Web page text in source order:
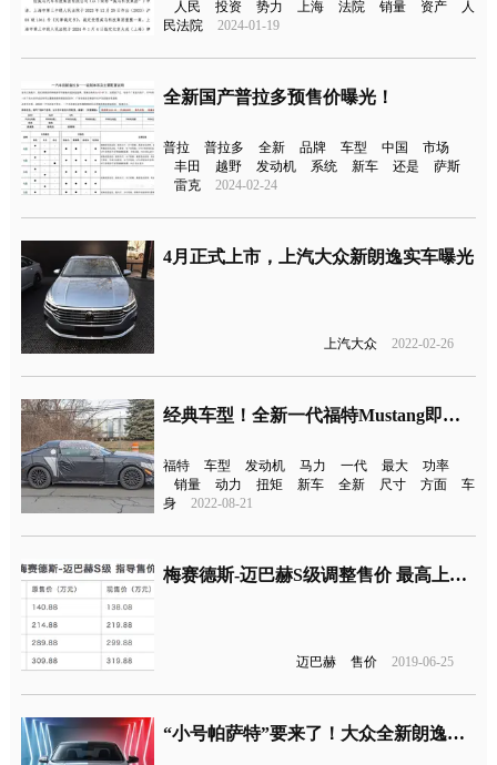
人民
投资 势力 上海 法院 销量 资产
人
民法院
2024-01-19
全新国产普拉多预售价曝光！
普拉 普拉多 全新 品牌 车型 中国
市场
丰田
越野 发动机 系统 新车 还是
萨斯
雷克
2024-02-24
4月正式上市，上汽大众新朗逸实车曝光
上汽大众 2022-02-26
经典车型！全新一代福特Mustang即将首发
福特 车型 发动机 马力 一代 最大
功率
销量
动力 扭矩 新车 全新 尺寸 方面
车
身
2022-08-21
梅赛德斯-迈巴赫S级调整售价 最高上涨到10万
迈巴赫 售价 2019-06-25
“小号帕萨特”要来了！大众全新朗逸官图发布